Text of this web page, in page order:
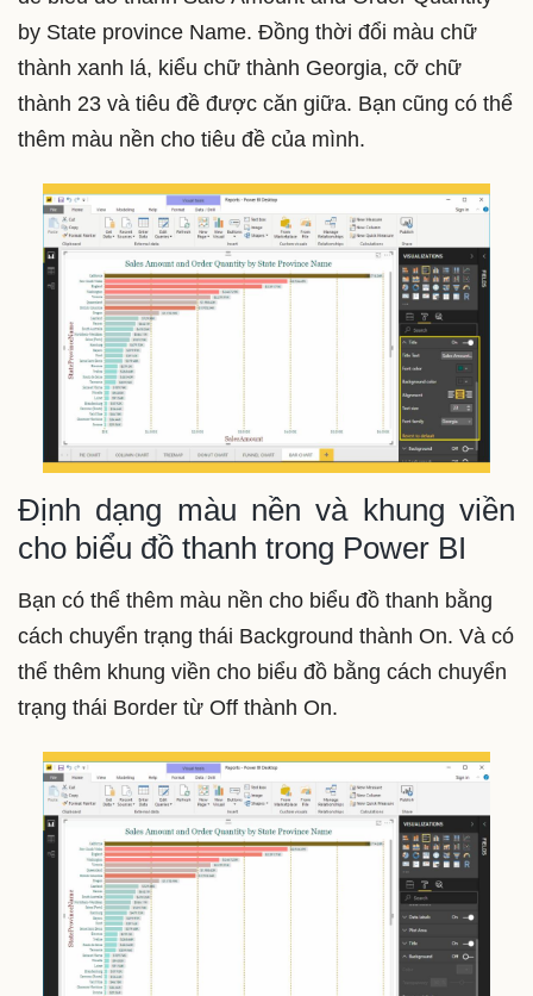
by State province Name. Đồng thời đổi màu chữ
thành xanh lá, kiểu chữ thành Georgia, cỡ chữ
thành 23 và tiêu đề được căn giữa. Bạn cũng có thể
thêm màu nền cho tiêu đề của mình.
Định dạng màu nền và khung viền
cho biểu đồ thanh trong Power BI
Bạn có thể thêm màu nền cho biểu đồ thanh bằng
cách chuyển trạng thái Background thành On. Và có
thể thêm khung viền cho biểu đồ bằng cách chuyển
trạng thái Border từ Off thành On.